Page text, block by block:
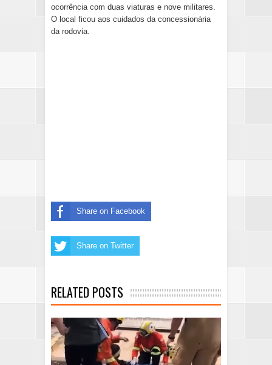
ocorrência com duas viaturas e nove militares.
O local ficou aos cuidados da concessionária
da rodovia.
Share on Facebook
Share on Twitter
RELATED POSTS